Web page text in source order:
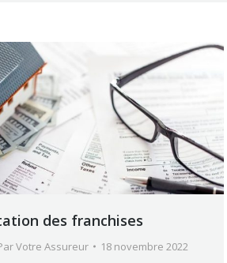
des franchises
Votre Assureur 18 novembre 2022